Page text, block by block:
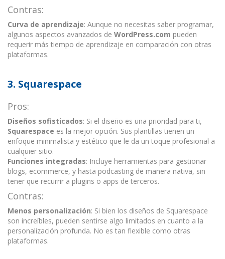
Contras:
Curva de aprendizaje: Aunque no necesitas saber programar,
algunos aspectos avanzados de WordPress.com pueden
requerir más tiempo de aprendizaje en comparación con otras
plataformas.
3. Squarespace
Pros:
Diseños sofisticados: Si el diseño es una prioridad para ti,
Squarespace es la mejor opción. Sus plantillas tienen un
enfoque minimalista y estético que le da un toque profesional a
cualquier sitio.
Funciones integradas: Incluye herramientas para gestionar
blogs, ecommerce, y hasta podcasting de manera nativa, sin
tener que recurrir a plugins o apps de terceros.
Contras:
Menos personalización: Si bien los diseños de Squarespace
son increíbles, pueden sentirse algo limitados en cuanto a la
personalización profunda. No es tan flexible como otras
plataformas.